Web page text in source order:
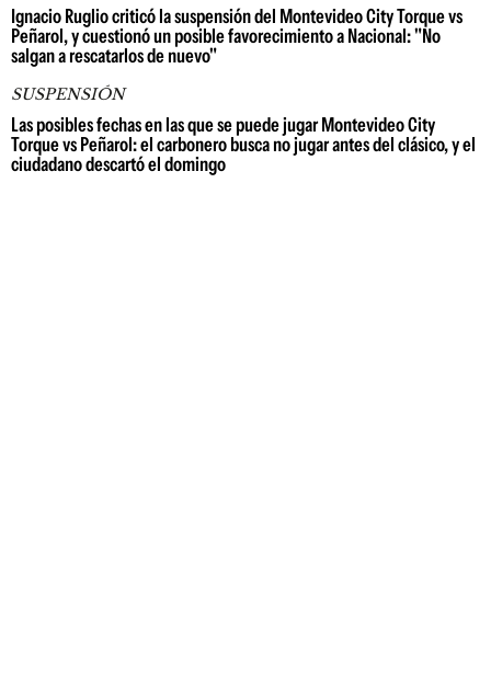
Ignacio Ruglio criticó la suspensión del Montevideo City Torque vs
Peñarol, y cuestionó un posible favorecimiento a Nacional: "No
salgan a rescatarlos de nuevo"
SUSPENSIÓN
Las posibles fechas en las que se puede jugar Montevideo City
Torque vs Peñarol: el carbonero busca no jugar antes del clásico, y el
ciudadano descartó el domingo